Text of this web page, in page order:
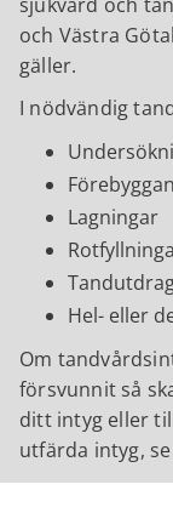
och Västra
gäller.
I nödvändig
Lagningar
Hel- eller
Om
försvunnit så
ditt intyg eller
utfärda intyg,